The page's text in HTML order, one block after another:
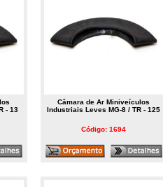
- 13
Câmara de Ar Miniveículos
Industriais Leves MG-8 / TR - 125
Código: 1694